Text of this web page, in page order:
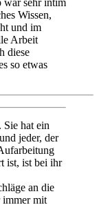
Wissen,
und im
Arbeit
diese
so etwas
Sie hat ein
jeder, der
ist, ist bei ihr
an die
immer mit